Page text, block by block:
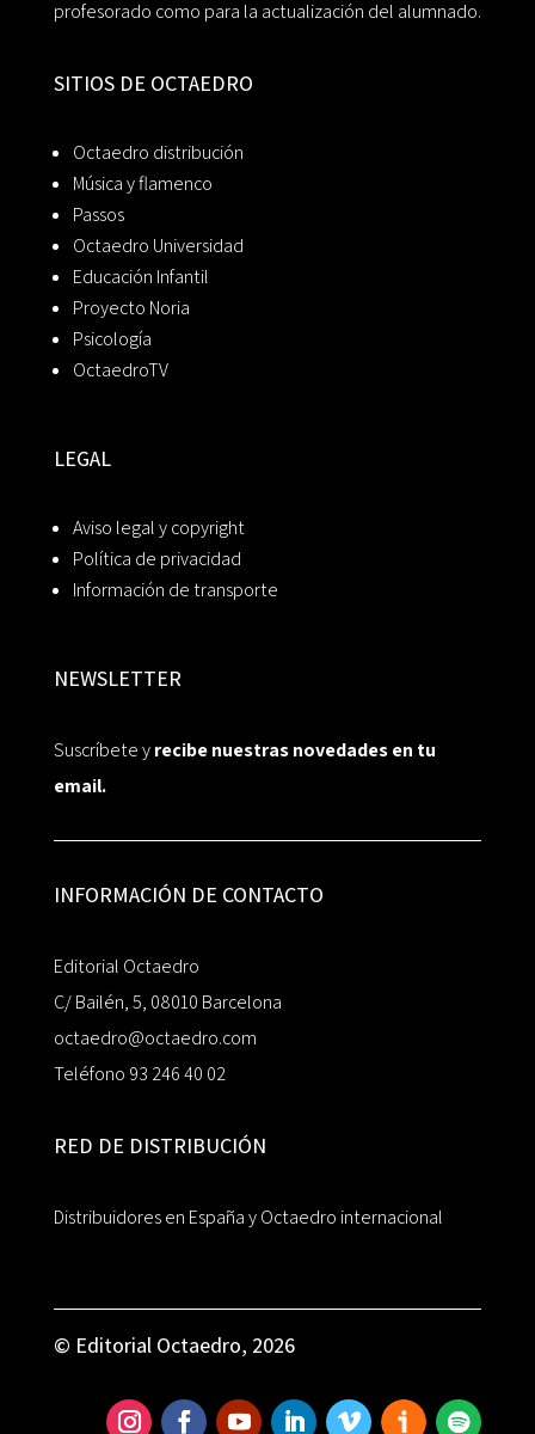
profesorado como para la actualización del alumnado.
SITIOS DE OCTAEDRO
Octaedro distribución
Música y flamenco
Passos
Octaedro Universidad
Educación Infantil
Proyecto Noria
Psicología
OctaedroTV
LEGAL
Aviso legal y copyright
Política de privacidad
Información de transporte
NEWSLETTER
Suscríbete yrecibe nuestras novedades en tu
email.
INFORMACIÓN DE CONTACTO
Editorial Octaedro
C/ Bailén, 5, 08010 Barcelona
octaedro@octaedro.com
Teléfono 93 246 40 02
RED DE DISTRIBUCIÓN
Distribuidores en España y Octaedro internacional
© Editorial Octaedro, 2026